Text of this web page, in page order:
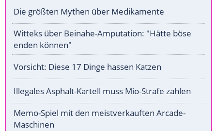
Die größten Mythen über Medikamente
Witteks über Beinahe-Amputation: "Hätte böse
enden können"
Vorsicht: Diese 17 Dinge hassen Katzen
Illegales Asphalt-Kartell muss Mio-Strafe zahlen
Memo-Spiel mit den meistverkauften Arcade-
Maschinen